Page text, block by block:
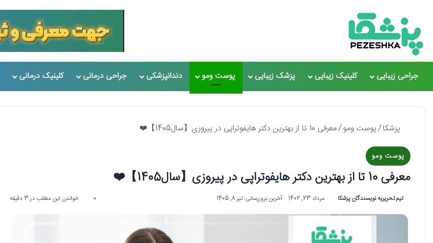
جراحی زیبایی کلینیک زیبایی پزشک زیبایی پوست ومو دندانپزشکی جراحی درمانی کلینیک درمانی
پزشکا/پوست ومو/معرفی 10 تا از بهترین دکتر هایفوتراپی در پیروزی【سال1405】❤️
پوست ومو
معرفی 10 تا از بهترین دکتر هایفوتراپی در پیروزی【سال1405】❤️
تیم تحریریه نویسندگان پزشکا مرداد 23, 1402 آخرین بروزرسانی: تیر 8, 1405 0 خواندن این مطلب در 3 دقیقه